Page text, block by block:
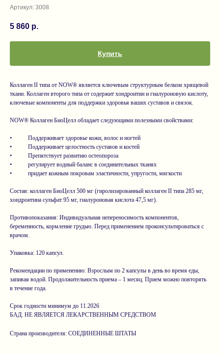
Артикул: 3008
5 860 р.
Купить
Коллаген II типа от NOW® является ключевым структурным белком хрящевой
ткани. Коллаген второго типа от содержит хондроитин и гиалуроновую кислоту,
ключевые компоненты для поддержки здоровья ваших суставов и связок.
NOW® Коллаген БиоЦелл обладает следующими полезными свойствами:
• Поддерживает здоровье кожи, волос и ногтей
• Поддерживает целостность суставов и костей
• Препятствует развитию остеопороза
• регулирует водный баланс в соединительных тканях
• придает кожным покровам эластичности, упругости, мягкости
Состав: коллаген БиоЦелл 500 мг (гиролизированный коллаген II типа 285 мг,
хондроитина сульфат 95 мг, гиалуроновая кислота 47,5 мг).
Противопоказания: Индивидуальная непереносимость компонентов,
беременность, кормление грудью. Перед применением проконсультироваться с
врачом.
Упаковка: 120 капсул.
Рекомендации по применению: Взрослым по 2 капсулы в день во время еды,
запивая водой. Продолжительность приема – 1 месяц. Прием можно повторять
в течение года.
Срок годности минимум до 11.2026
БАД. НЕ ЯВЛЯЕТСЯ ЛЕКАРСТВЕННЫМ СРЕДСТВОМ
Страна производителя: СОЕДИНЕННЫЕ ШТАТЫ